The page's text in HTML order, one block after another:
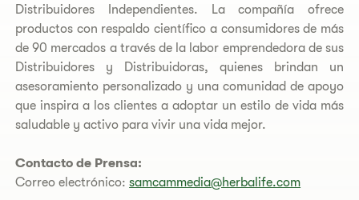
Distribuidores Independientes. La compañía ofrece
productos con respaldo científico a consumidores de más
de 90 mercados a través de la labor emprendedora de sus
Distribuidores y Distribuidoras, quienes brindan un
asesoramiento personalizado y una comunidad de apoyo
que inspira a los clientes a adoptar un estilo de vida más
saludable y activo para vivir una vida mejor.
Contacto de Prensa:
Correo electrónico:samcammedia@herbalife.com